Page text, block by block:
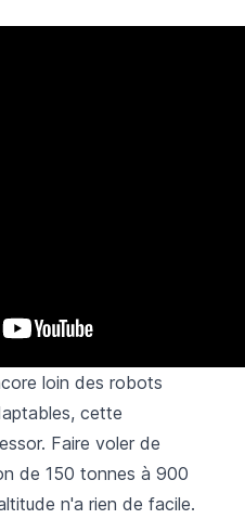
loin des robots
cette
Faire voler de
de 150 tonnes à 900
n'a rien de facile.